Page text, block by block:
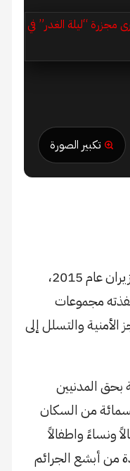
تكبير الصورة
في فجر الخامس والعشرين من حزيران عام 2015،
مجموعات
والتسلل إلى
بحق المدنيين
من السكان
ونساءً واطفالاً
من أبشع الجرائم